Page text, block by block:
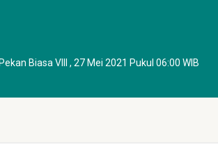
Biasa VIII , 27 Mei 2021 Pukul 06:00 WIB